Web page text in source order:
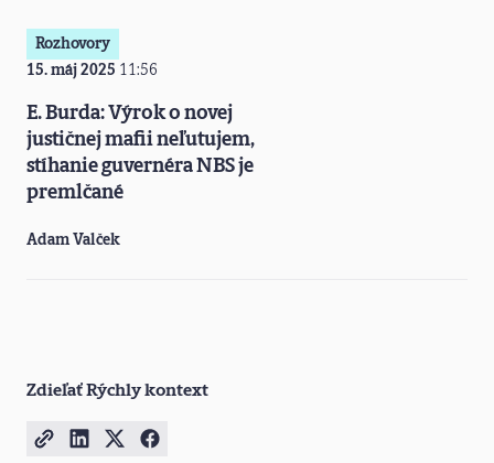
Rozhovory
15. máj 2025 11:56
E. Burda: Výrok o novej
justičnej mafii neľutujem,
stíhanie guvernéra NBS je
premlčané
Adam Valček
Zdieľať Rýchly kontext